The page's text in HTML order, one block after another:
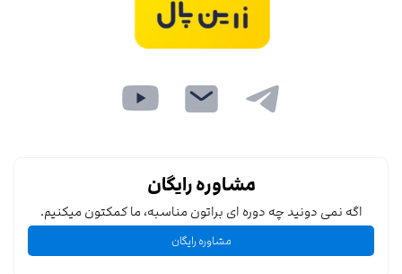
مشاوره رایگان
اگه نمی دونید چه دوره ای براتون مناسبه، ما کمکتون میکنیم.
مشاوره رایگان